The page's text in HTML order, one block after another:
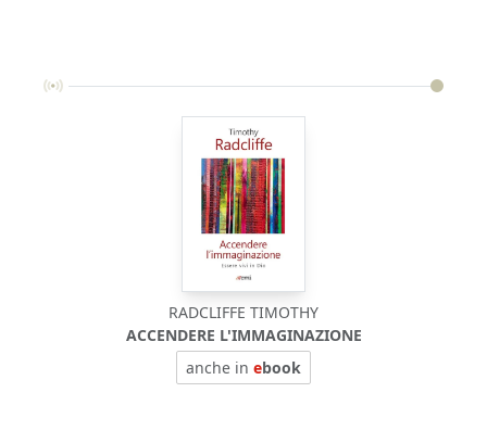
RADCLIFFE TIMOTHY
ACCENDERE L'IMMAGINAZIONE
anche in ebook